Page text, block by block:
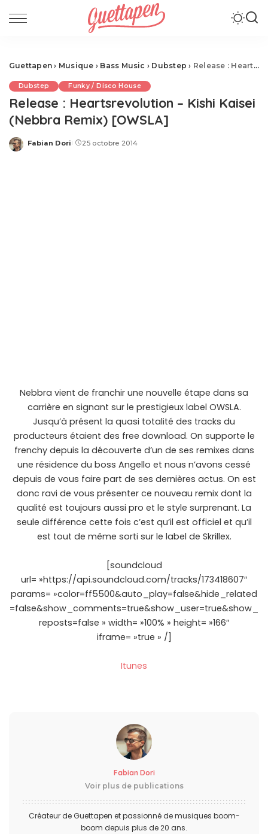
Guettapen › Musique › Bass Music › Dubstep › Release : Heartsrevolution – Kishi Kaisei (Nebbra Remix) [OWSLA]
Dubstep Funky / Disco House
Release : Heartsrevolution – Kishi Kaisei
(Nebbra Remix) [OWSLA]
Posted
Fabian Dori 25 octobre 2014
Nebbra vient de franchir une nouvelle étape dans sa
carrière en signant sur le prestigieux label OWSLA.
Jusqu’à présent la quasi totalité des tracks du
producteurs étaient des free download. On supporte le
frenchy depuis la découverte d’un de ses remixes dans
une résidence du boss Angello et nous n’avons cessé
depuis de vous faire part de ses dernières actus. On est
donc ravi de vous présenter ce nouveau remix dont la
qualité est toujours aussi pro et le style surprenant. La
seule différence cette fois c’est qu’il est officiel et qu’il
est tout de même sorti sur le label de Skrillex.
[soundcloud
url= »https://api.soundcloud.com/tracks/173418607″
params= »color=ff5500&auto_play=false&hide_related
=false&show_comments=true&show_user=true&show_
reposts=false » width= »100% » height= »166″
iframe= »true » /]
Itunes
Fabian Dori
Voir plus de publications
Créateur de Guettapen et passionné de musiques boom-
boom depuis plus de 20 ans.